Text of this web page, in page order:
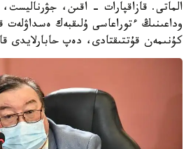
الماتى. قازاقپارات - اقىن، جۋرناليست،
وداعىنىڭ ءتوراعاسى ۇلىقبەك ەسداۋلەت
كۇنىمەن قۇتتىقتادى، دەپ حابارلايدى